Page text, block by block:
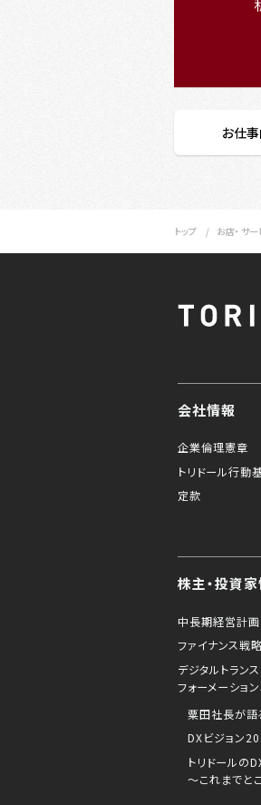
お仕
トップ お店・ サー
会社情報
企業倫理憲章
トリドール行動
定款
株主・投資
中長期経営計画
ファイナンス戦略
デジタルトランス
フォーメーショ
粟田社長が語
DXビジョン
トリドールの
～これまでと